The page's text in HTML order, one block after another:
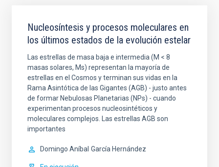
Nucleosíntesis y procesos moleculares en
los últimos estados de la evolución estelar
Las estrellas de masa baja e intermedia (M < 8
masas solares, Ms) representan la mayoría de
estrellas en el Cosmos y terminan sus vidas en la
Rama Asintótica de las Gigantes (AGB) - justo antes
de formar Nebulosas Planetarias (NPs) - cuando
experimentan procesos nucleosintéticos y
moleculares complejos. Las estrellas AGB son
importantes
Domingo Aníbal García Hernández